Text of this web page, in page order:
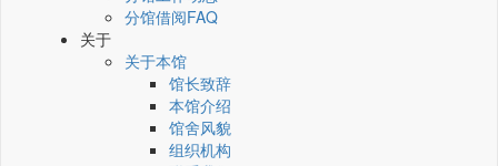
分馆借阅FAQ
关于
关于本馆
馆长致辞
本馆介绍
馆舍风貌
组织机构